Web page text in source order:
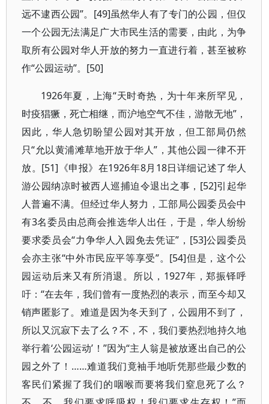
远不逮西公园”。[49]虽然华人有了专门的公园，但仅
一个公园无法满足广大市民生活的需要，由此，为争
取所有公园对华人开放的努力一直进行着，甚至被称
作“公园运动”。[50]
1926年夏，上海“天时奇热，为十年来所罕见，
时疫猖獗，死亡相继，而沪地空气不佳，游散无地”，
因此，华人急切盼望公园对其开放，但工部局仍然
只“允以黄浦滩草地开放于华人”，其他公园一律不开
放。[51]《申报》在1926年8月18日详细记述了华人
游公园纳凉时被西人巡捕迫令退出之事，[52]引起华
人普遍不满。但经过华人努力，工部局公园委员会中
有3名委员由总商会推选华人出任，于是，华人纷纷
要求委员会“力争华人入园免去凭证”，[53]公园委员
会亦主张“中外市民应平等享受”。[54]但是，这个公
园运动后来又有所消退。所以，1927年，郑振铎呼
吁：“在去年，我们曾有一度热烈的表示，而至今却又
销声匿影了。难道是因为冬天到了，公园用不到了，
所以又沉寂下去了么？不，不，我们要热烈地持久地
举行着‘公园运动’！”因为“主人翁是被放逐出自己的公
园之外了！……难道我们竟袖手地听凭那些最少数的
客民们紧握了我们的咽喉而要将我们窒息死了么？